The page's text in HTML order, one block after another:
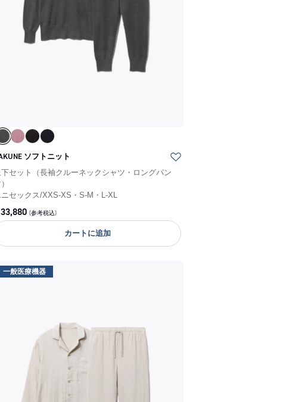
ソフトニット
セット（長袖クルーネックシャツ・ロングパン
セックス/XXS-XS・S-M・L-XL
33,880 (参考税込)
カートに追加
一般医療機器